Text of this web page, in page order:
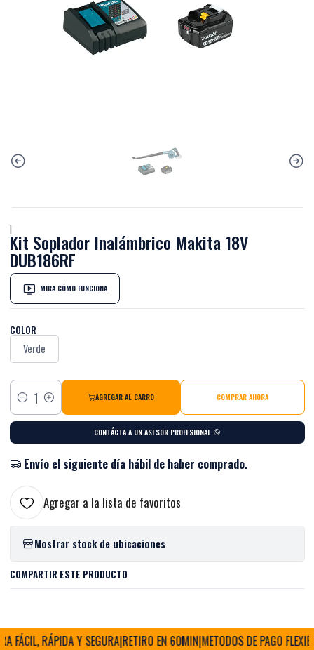
|
Kit Soplador Inalámbrico Makita 18V
DUB186RF
MIRA CÓMO FUNCIONA
COLOR
Verde
Cantidad
AGREGAR AL CARRO COMPRAR AHORA
CONTÁCTA A UN ASESOR PROFESIONAL
Envío el siguiente día hábil de haber comprado.
Agregar a la lista de favoritos
Mostrar stock de ubicaciones
COMPARTIR ESTE PRODUCTO
FÁCIL, RÁPIDA Y SEGURA|RETIRO EN 60MIN|METODOS DE PAGO